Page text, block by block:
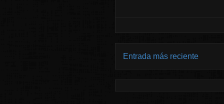
Entrada más reciente